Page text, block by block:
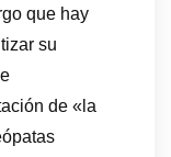
que hay
su
de «la